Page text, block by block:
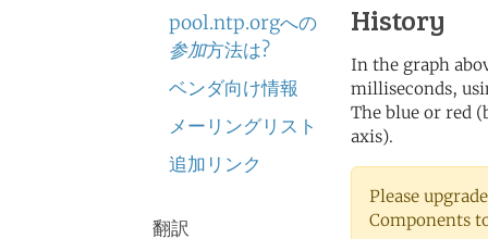
pool.ntp.orgへの
参加方法は?
ベンダ向け情報
メーリングリスト
追加リンク
翻訳
History
In the graph
milliseconds,
The blue or red
axis).
Please
Components